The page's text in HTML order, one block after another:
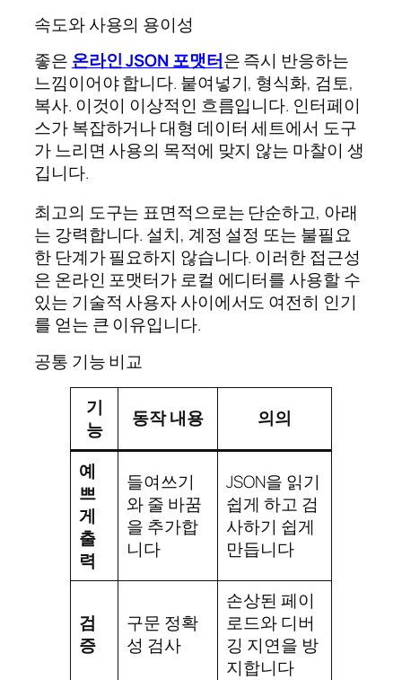
속도와 사용의 용이성
좋은 온라인 JSON 포맷터은 즉시 반응하는
느낌이어야 합니다. 붙여넣기, 형식화, 검토,
복사. 이것이 이상적인 흐름입니다. 인터페이
스가 복잡하거나 대형 데이터 세트에서 도구
가 느리면 사용의 목적에 맞지 않는 마찰이 생
깁니다.
최고의 도구는 표면적으로는 단순하고, 아래
는 강력합니다. 설치, 계정 설정 또는 불필요
한 단계가 필요하지 않습니다. 이러한 접근성
은 온라인 포맷터가 로컬 에디터를 사용할 수
있는 기술적 사용자 사이에서도 여전히 인기
를 얻는 큰 이유입니다.
공통 기능 비교
기
능
동작 내용 의의
예
쁘
게
출
력
들여쓰기
와 줄 바꿈
을 추가합
니다
JSON을 읽기
쉽게 하고 검
사하기 쉽게
만듭니다
검
증
구문 정확
성 검사
손상된 페이
로드와 디버
깅 지연을 방
지합니다